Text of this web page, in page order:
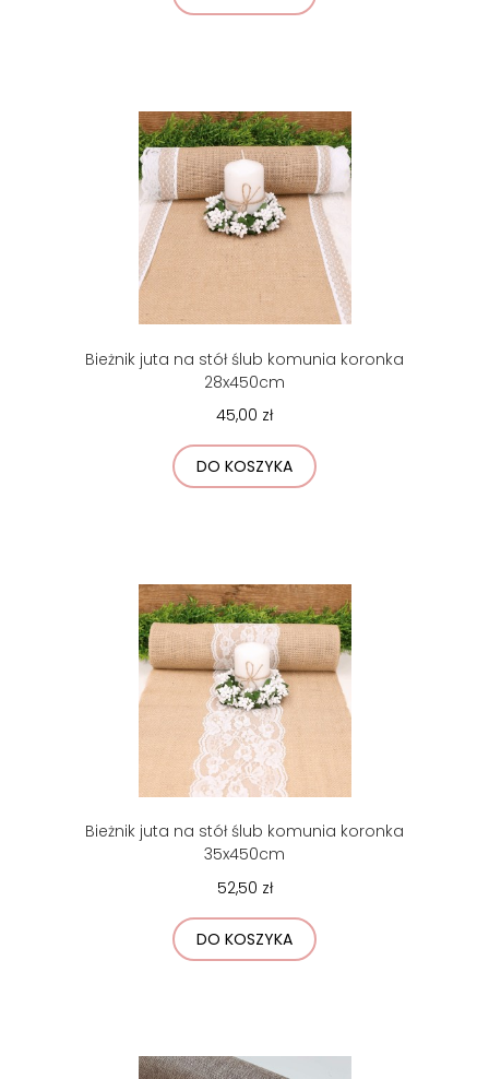
Bieżnik juta na stół ślub komunia koronka
28x450cm
45,00 zł
DO KOSZYKA
Bieżnik juta na stół ślub komunia koronka
35x450cm
52,50 zł
DO KOSZYKA